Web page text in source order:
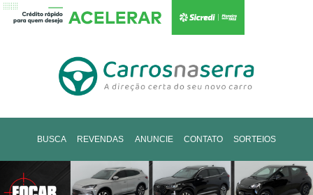
BUSCA REVENDAS ANUNCIE CONTATO SORTEIOS